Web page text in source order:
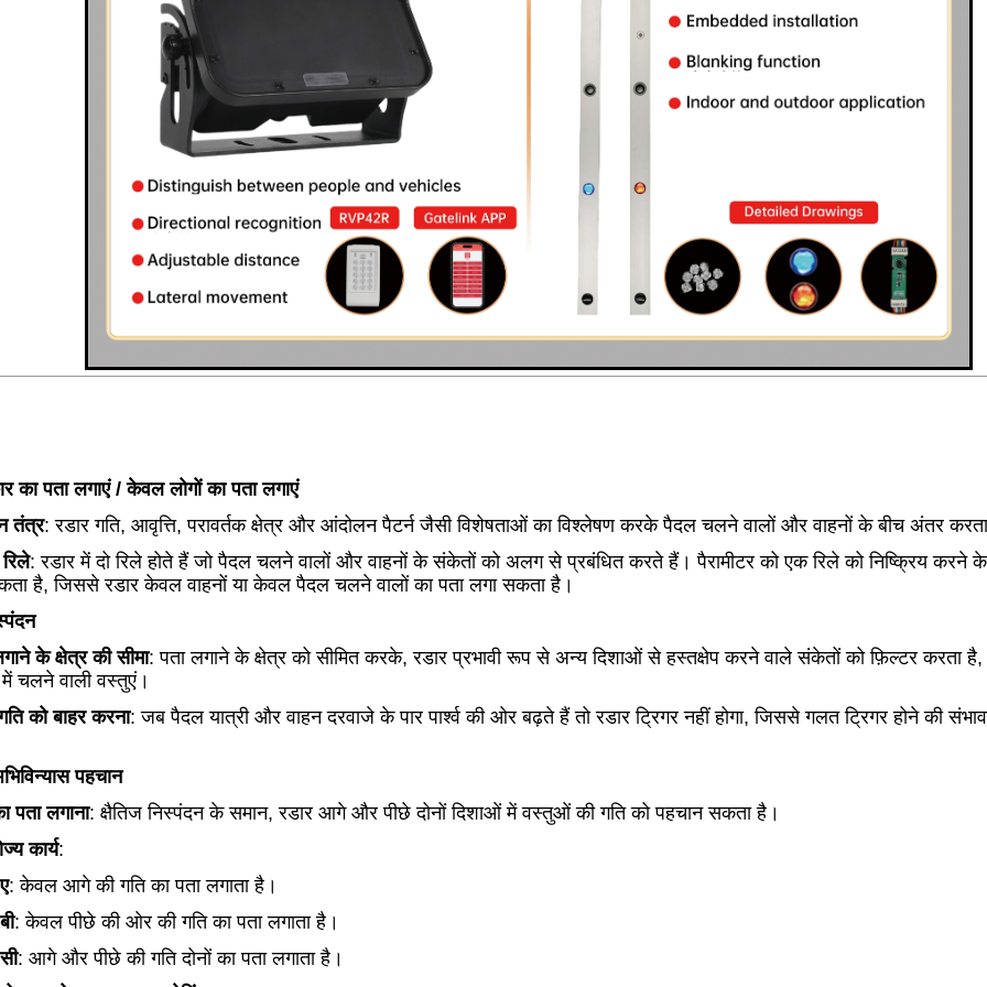
का पता लगाएं / केवल लोगों का पता लगाएं
तंत्र: रडार गति, आवृत्ति, परावर्तक क्षेत्र और आंदोलन पैटर्न जैसी विशेषताओं का विश्लेषण करके पैदल चलने वालों और वाहनों के बीच अंतर
रिले: रडार में दो रिले होते हैं जो पैदल चलने वालों और वाहनों के संकेतों को अलग से प्रबंधित करते हैं। पैरामीटर को एक रिले को निष्क्रिय करने
है, जिससे रडार केवल वाहनों या केवल पैदल चलने वालों का पता लगा सकता है।
के क्षेत्र की सीमा: पता लगाने के क्षेत्र को सीमित करके, रडार प्रभावी रूप से अन्य दिशाओं से हस्तक्षेप करने वाले संकेतों को फ़िल्टर करता
में चलने वाली वस्तुएं।
गति को बाहर करना: जब पैदल यात्री और वाहन दरवाजे के पार पार्श्व की ओर बढ़ते हैं तो रडार ट्रिगर नहीं होगा, जिससे गलत ट्रिगर होने की
पहचान
पता लगाना: क्षैतिज निस्पंदन के समान, रडार आगे और पीछे दोनों दिशाओं में वस्तुओं की गति को पहचान सकता है।
कार्य:
ए: केवल आगे की गति का पता लगाता है।
बी: केवल पीछे की ओर की गति का पता लगाता है।
सी: आगे और पीछे की गति दोनों का पता लगाता है।